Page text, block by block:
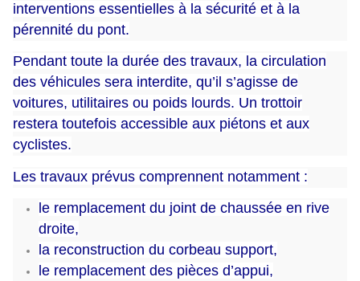
interventions essentielles à la sécurité et à la
pérennité du pont.
Pendant toute la durée des travaux, la circulation
des véhicules sera interdite, qu’il s’agisse de
voitures, utilitaires ou poids lourds. Un trottoir
restera toutefois accessible aux piétons et aux
cyclistes.
Les travaux prévus comprennent notamment :
le remplacement du joint de chaussée en rive
droite,
la reconstruction du corbeau support,
le remplacement des pièces d’appui,